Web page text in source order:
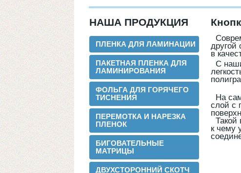
НАША ПРОДУКЦИЯ
ПЛЕНКА ДЛЯ ЛАМИНАЦИИ
ПАКЕТНАЯ ПЛЕНКА ДЛЯ
ЛАМИНИРОВАНИЯ
ФОЛЬГА ДЛЯ ГОРЯЧЕГО
ТИСНЕНИЯ
ПЕРЕМОТКА И НАРЕЗКА
ПЛЕНОК
БИГОВАТЕЛЬНЫЕ
МАТРИЦЫ
ДВУХСТОРОННИЙ СКОТЧ
другой
в
С
На
слой с
Такой
к чему